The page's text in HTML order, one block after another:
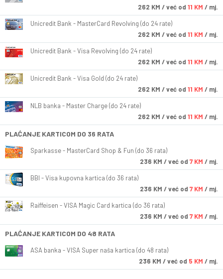
262 KM / već od 11 KM / mj.
Unicredit Bank - MasterCard Revolving (do 24 rate)
262 KM / već od 11 KM / mj.
Unicredit Bank - Visa Revolving (do 24 rate)
262 KM / već od 11 KM / mj.
Unicredit Bank - Visa Gold (do 24 rate)
262 KM / već od 11 KM / mj.
NLB banka - Master Charge (do 24 rate)
262 KM / već od 11 KM / mj.
PLAĆANJE KARTICOM DO 36 RATA
Sparkasse - MasterCard Shop & Fun (do 36 rata)
236 KM / već od 7 KM / mj.
BBI - Visa kupovna kartica (do 36 rata)
236 KM / već od 7 KM / mj.
Raiffeisen - VISA Magic Card kartica (do 36 rata)
236 KM / već od 7 KM / mj.
PLAĆANJE KARTICOM DO 48 RATA
ASA banka - VISA Super naša kartica (do 48 rata)
236 KM / već od 5 KM / mj.